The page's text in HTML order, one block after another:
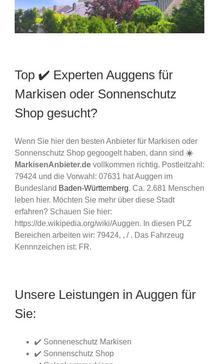
Top ✔️ Experten Auggens für
Markisen oder Sonnenschutz
Shop gesucht?
Wenn Sie hier den besten Anbieter für Markisen oder
Sonnenschutz Shop gegoogelt haben, dann sind ☀️
MarkisenAnbieter.de vollkommen richtig. Postleitzahl:
79424 und die Vorwahl: 07631 hat Auggen im
Bundesland Baden-Württemberg. Ca. 2.681 Menschen
leben hier. Möchten Sie mehr über diese Stadt
erfahren? Schauen Sie hier:
https://de.wikipedia.org/wiki/Auggen. In diesen PLZ
Bereichen arbeiten wir: 79424, , / . Das Fahrzeug
Kennnzeichen ist: FR.
Unsere Leistungen in Auggen für
Sie:
✔️ Sonneneschutz Markisen
✔️ Sonnenschutz Shop